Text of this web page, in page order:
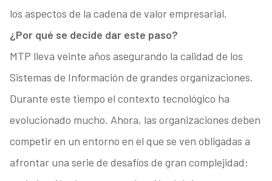
los aspectos de la cadena de valor empresarial.
¿Por qué se decide dar este paso?
MTP lleva veinte años asegurando la calidad de los
Sistemas de Información de grandes organizaciones.
Durante este tiempo el contexto tecnológico ha
evolucionado mucho. Ahora, las organizaciones deben
competir en un entorno en el que se ven obligadas a
afrontar una serie de desafíos de gran complejidad: